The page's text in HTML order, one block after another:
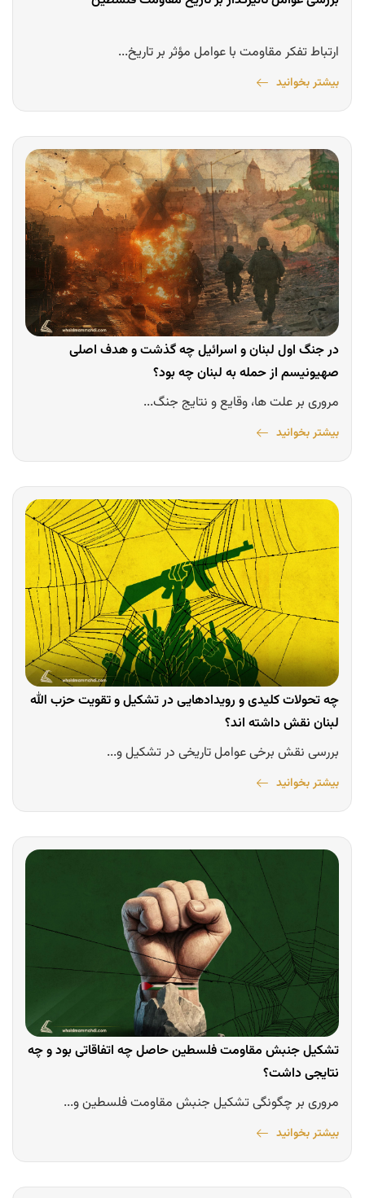
ارتباط تفکر مقاومت با عوامل مؤثر بر تاریخ...
بیشتر بخوانید
در جنگ اول لبنان و اسرائیل چه گذشت و هدف اصلی
صهیونیسم از حمله به لبنان چه بود؟
مروری بر علت ها، وقایع و نتایج جنگ...
بیشتر بخوانید
چه تحولات کلیدی و رویدادهایی در تشکیل و تقویت حزب الله
لبنان نقش داشته اند؟
بررسی نقش برخی عوامل تاریخی در تشکیل و...
بیشتر بخوانید
تشکیل جنبش مقاومت فلسطین حاصل چه اتفاقاتی بود و چه
نتایجی داشت؟
مروری بر چگونگی تشکیل جنبش مقاومت فلسطین و...
بیشتر بخوانید